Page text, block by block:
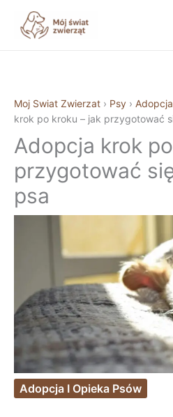
Przejdź
treści
Moj Swiat Zwierzat › Psy ›
krok po kroku – jak przygotować
Adopcja krok
przygotować
psa
Adopcja I Opieka Psów